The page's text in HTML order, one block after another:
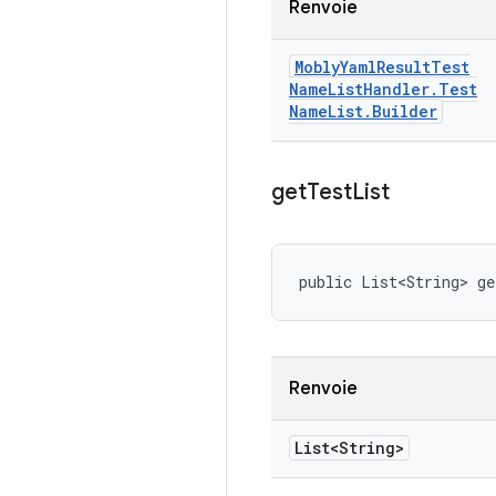
Renvoie
MoblyYamlResultTest
NameListHandler. Test
NameList. Builder
getTestList
public List<String>
Renvoie
List<String>